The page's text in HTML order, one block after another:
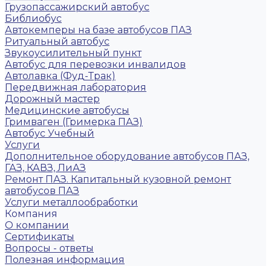
Грузопассажирский автобус
Библиобус
Автокемперы на базе автобусов ПАЗ
Ритуальный автобус
Звукоусилительный пункт
Автобус для перевозки инвалидов
Автолавка (Фуд-Трак)
Передвижная лаборатория
Дорожный мастер
Медицинские автобусы
Гримваген (Гримерка ПАЗ)
Автобус Учебный
Услуги
Дополнительное оборудование автобусов ПАЗ,
ГАЗ, КАВЗ, ЛиАЗ
Ремонт ПАЗ. Капитальный кузовной ремонт
автобусов ПАЗ
Услуги металлообработки
Компания
О компании
Сертификаты
Вопросы - ответы
Полезная информация